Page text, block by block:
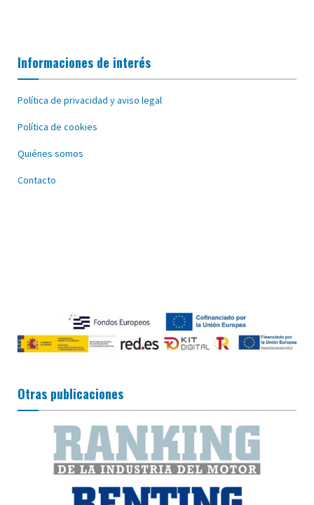
Informaciones de interés
Política de privacidad y aviso legal
Política de cookies
Quiénes somos
Contacto
Otras publicaciones